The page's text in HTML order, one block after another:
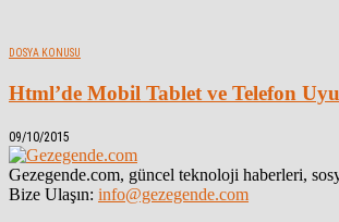
DOSYA KONUSU
Html’de Mobil Tablet ve Telefon
09/10/2015
Gezegende.com, güncel teknoloji haberleri,
Bize Ulaşın: info@gezegende.com